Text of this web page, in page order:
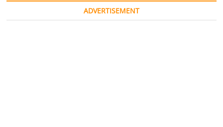
ADVERTISEMENT